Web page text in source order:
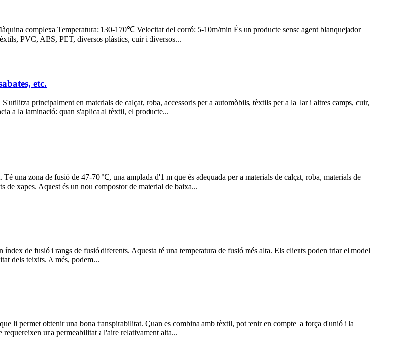
complexa Temperatura: 130-170℃ Velocitat del corró: 5-10m/min És un producte sense agent blanquejador
PVC, ABS, PET, diversos plàstics, cuir i diversos...
etc.
principalment en materials de calçat, roba, accessoris per a automòbils, tèxtils per a la llar i altres camps, cuir,
a la laminació: quan s'aplica al tèxtil, el producte...
una zona de fusió de 47-70 ℃, una amplada d'1 m que és adequada per a materials de calçat, roba, materials de
de xapes. Aquest és un nou compostor de material de baixa...
de fusió i rangs de fusió diferents. Aquesta té una temperatura de fusió més alta. Els clients poden triar el model
dels teixits. A més, podem...
li permet obtenir una bona transpirabilitat. Quan es combina amb tèxtil, pot tenir en compte la força d'unió i la
una permeabilitat a l'aire relativament alta...